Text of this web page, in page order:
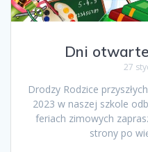
Dni otwarte
27
Drodzy Rodzice
2023 w naszej szkole
feriach zimowych
strony po